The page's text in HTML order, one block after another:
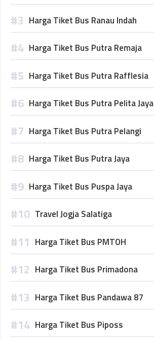
Harga Tiket Bus Ranau Indah
Harga Tiket Bus Putra Remaja
Harga Tiket Bus Putra Rafflesia
Harga Tiket Bus Putra Pelita Jaya
Harga Tiket Bus Putra Pelangi
Harga Tiket Bus Putra Jaya
Harga Tiket Bus Puspa Jaya
Travel Jogja Salatiga
Harga Tiket Bus PMTOH
Harga Tiket Bus Primadona
Harga Tiket Bus Pandawa 87
Harga Tiket Bus Piposs